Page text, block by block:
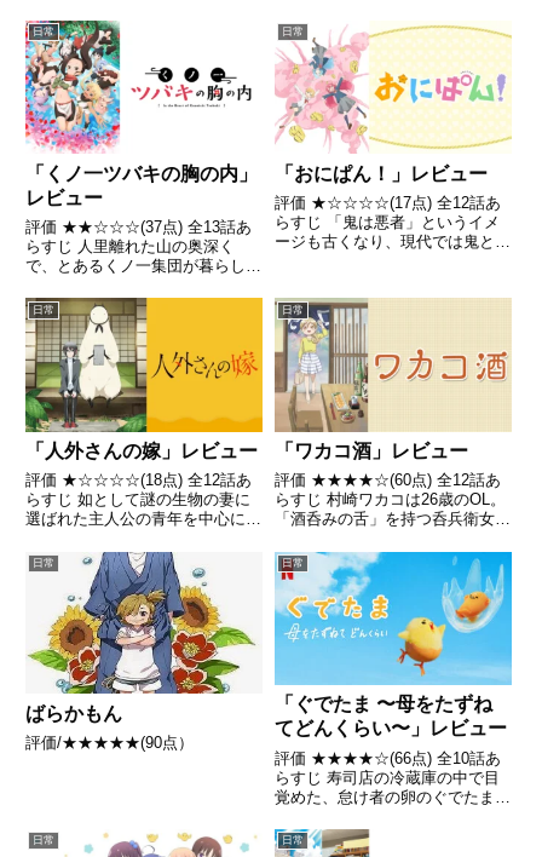
が、実は彼女は日ごと美味しいラ
ーメンを求める、ラーメンマニア
だった引用- Wikipedia
真好きの女子高校生である 沢渡
楓とその友達が、それぞれのまだ
おぼろげな「夢」を...
日常
「くノ一ツバキの胸の内」
レビュー
評価 ★★☆☆☆(37点) 全13話あ
らすじ 人里離れた山の奥深く
で、とあるくノ一集団が暮らして
日常
「おにぱん！」レビュー
評価 ★☆☆☆☆(17点) 全12話あ
らすじ 「鬼は悪者」というイメ
ージも古くなり、現代では鬼と人
った引用- Wikipedia
日常
「人外さんの嫁」レビュー
評価 ★☆☆☆☆(18点) 全12話あ
らすじ 如として謎の生物の妻に
選ばれた主人公の青年を中心に、
常引用- Wikipedia
日常
「ワカコ酒」レビュー
評価 ★★★★☆(60点) 全12話あ
らすじ 村崎ワカコは26歳のOL。
「酒呑みの舌」を持つ呑兵衛女
躊躇なく1人で暖簾をくぐり、美
味しい料理を肴に、酒を嗜んでい
る引用- Wikipedia
日常
ばらかもん
評価/★★★★★(90点）
日常
「ぐでたま 〜母をたずね
てどんくらい〜」レビュー
評価 ★★★★☆(66点) 全10話あ
らすじ 寿司店の冷蔵庫の中で目
覚めた、怠け者の卵のぐでたまと
よ。引用- Wikipedia
日常 日常